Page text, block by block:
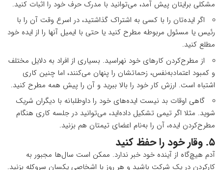
مشکلی برایتان پیش آمد، می‌توانید با مدرک حرف خود را اثبات کنید.
اگر ایده‌تان را با کسی به اشتراک گذاشتید، در اسرع‌ وقت آن را با
رئیس یا مسئول مربوطه مطرح کنید یا حتی با ایمیل آنها را از ایده خود
مطلع کنید.
از مطرح‌کردن کارهای خود نهراسید. بسیاری از افراد به دلایل مختلف
و کمبود اعتمادبه‌نفس، زحماتشان را پنهان می‌کنند، اما چنین کاری
اشتباه است. ارزش کار خود را بالا ببرید و آن را پیش همه مطرح کنید.
گاهی اوقات بد نیست ایده‌های خود را داوطلبانه با دیگران شریک
شوید. مثلا اگر تیمی تشکیل داده‌اید، می‌توانید در جلسه کاری هنگام
مطرح‌کردن ایده، آن را به‌نام اعضای تیمتان هم بزنید.
۵. وقار خود را حفظ کنید
آدم هیچ‌گاه از آینده خود خبر ندارد. ممکن است سال‌ها مجبور به
کارکردن در یک شرکت باشید و هر روز با اشخاصی یکسان سروکله بزنید.